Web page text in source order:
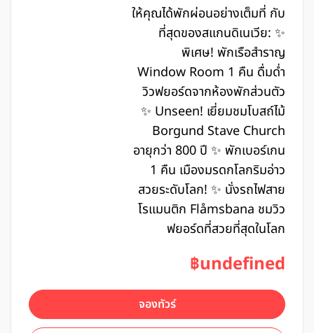
ให้คุณได้พักผ่อนอย่างเต็มที่ กับ
ที่สุดของสแกนดิเนเวีย: ✨
พิเศษ! พักเรือสำราญ
Window Room 1 คืน ดื่มด่ำ
วิวฟยอร์ดจากห้องพักส่วนตัว
✨ Unseen! เยี่ยมชมโบสถ์ไม้
Borgund Stave Church
อายุกว่า 800 ปี ✨ พักเบอร์เกน
1 คืน เมืองมรดกโลกริมอ่าว
สวยระดับโลก! ✨ นั่งรถไฟสาย
โรแมนติก Flåmsbana ชมวิว
ฟยอร์ดที่สวยที่สุดในโลก
฿undefined
จองทัวร์